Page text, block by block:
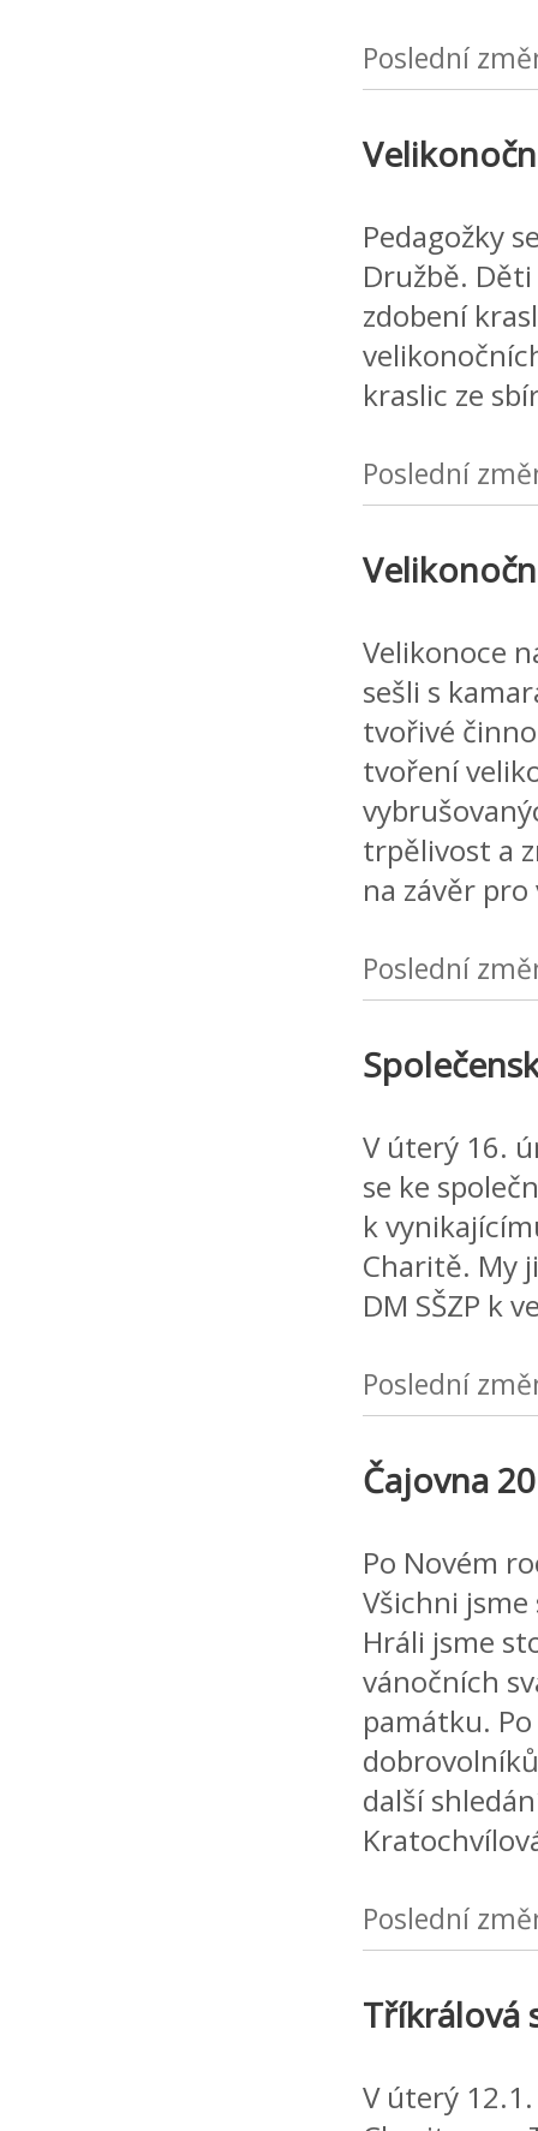
Poslední
Pedagožky
Družbě.
zdobení
kraslic ze
Poslední
Velikonoce
sešli s
tvořivé
tvoření
trpělivost a
na závěr
Poslední
V úterý 16.
se ke
k
Charitě. My
DM SŠZP k
Poslední
Čajovna
Po Novém
Všichni
Hráli jsme
vánočních
památku.
další
Poslední
Tříkrálová
V úterý